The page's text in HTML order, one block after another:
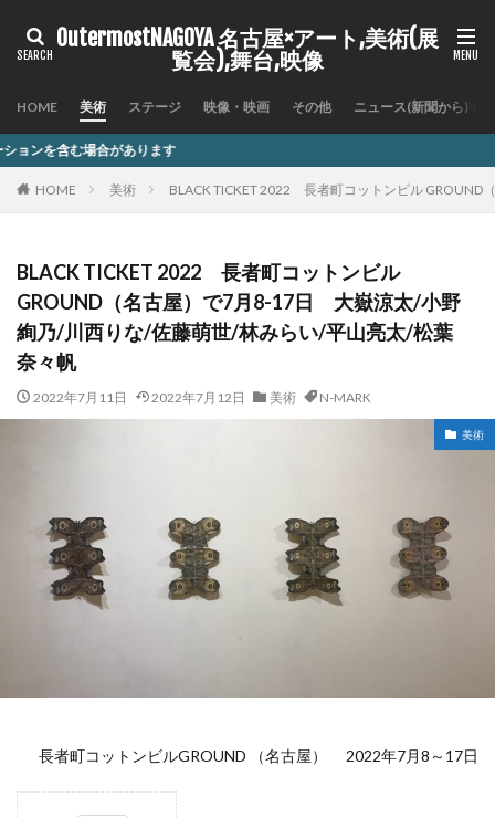
OutermostNAGOYA 名古屋×アート,美術(展
覧会),舞台,映像
HOME 美術 ステージ 映像・映画 その他 ニュース(新聞から)
す
HOME 美術 BLACK TICKET 2022 長者町コットンビル
BLACK TICKET 2022 長者町コットンビル
GROUND（名古屋）で7月8-17日 大嶽涼太/小野
絢乃/川西りな/佐藤萌世/林みらい/平山亮太/松葉
奈々帆
2022年7月11日 2022年7月12日 美術 N-MARK
美術
長者町コットンビルGROUND （名古屋） 2022年7月8～17日